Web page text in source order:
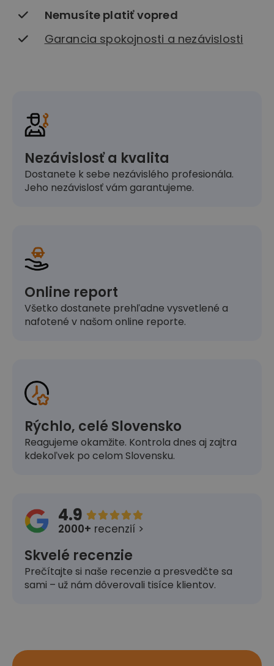
Nemusíte platiť vopred
Garancia spokojnosti a nezávislosti
Nezávislosť a kvalita
Dostanete k sebe nezávislého profesionála.
Jeho nezávislosť vám garantujeme.
Online report
Všetko dostanete prehľadne vysvetlené a
nafotené v našom online reporte.
Rýchlo, celé Slovensko
Reagujeme okamžite. Kontrola dnes aj zajtra
kdekoľvek po celom Slovensku.
4.9 
2000+ recenzií >
Skvelé recenzie
Prečítajte si naše recenzie a presvedčte sa
sami – už nám dôverovali tisíce klientov.